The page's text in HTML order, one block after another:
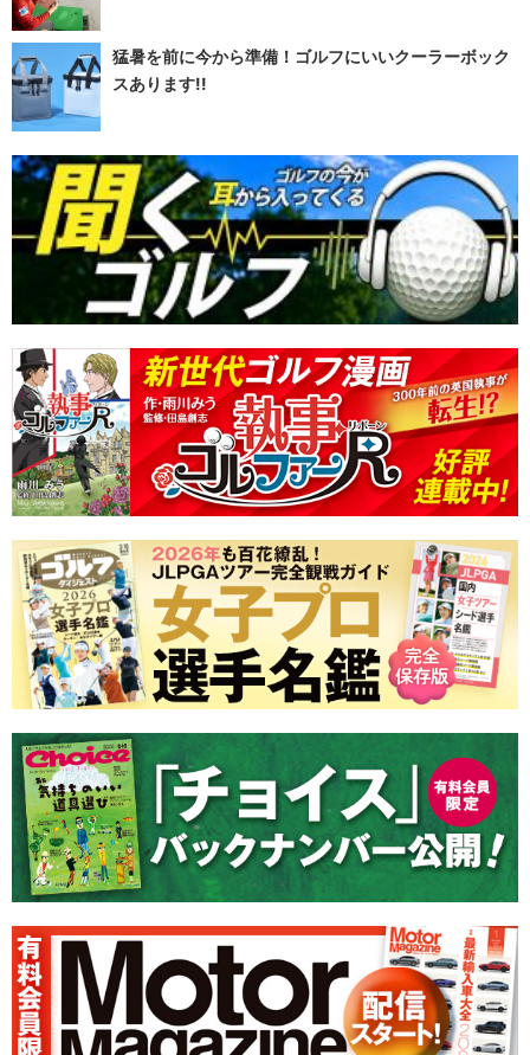
猛暑を前に今から準備！ゴルフにいいクーラーボック
スあります!!